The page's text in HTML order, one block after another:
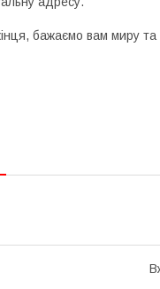
бажаємо вам миру